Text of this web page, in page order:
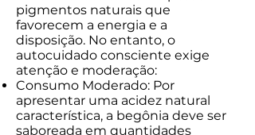
pigmentos naturais que
favorecem a energia e a
disposição. No entanto, o
autocuidado consciente exige
atenção e moderação:
Consumo Moderado: Por
apresentar uma acidez natural
característica, a begônia deve ser
saboreada em quantidades